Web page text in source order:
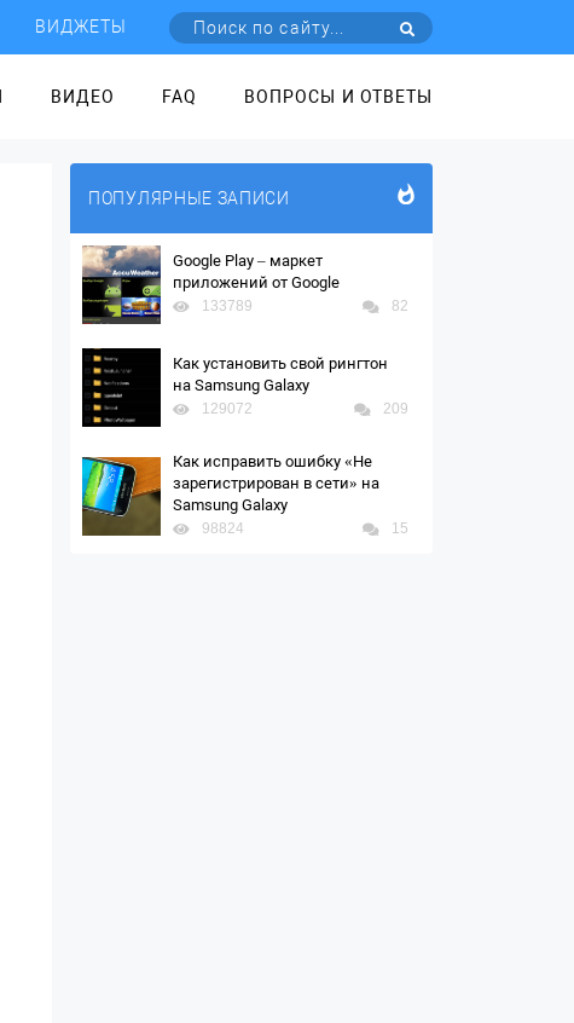
ВИДЖЕТЫ
ВИДЕО FAQ ВОПРОСЫ И ОТВЕТЫ
ПОПУЛЯРНЫЕ ЗАПИСИ
Google Play – маркет
приложений от Google
133789 82
Как установить свой рингтон
на Samsung Galaxy
129072 209
Как исправить ошибку «Не
зарегистрирован в сети» на
Samsung Galaxy
98824 15